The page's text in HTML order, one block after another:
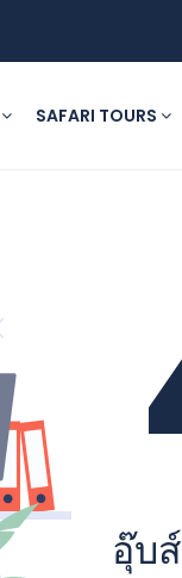
SAFARI TOURS
อุ๊บ